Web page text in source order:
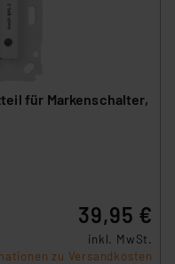
für Markenschalter,
39,95 €
inkl. MwSt.
zu Versandkosten